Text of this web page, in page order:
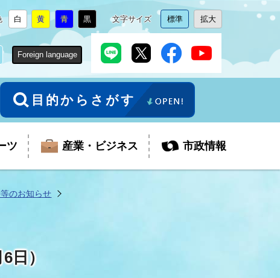
背
景
色
を
白
に
更
背
色
を
黄
に
更
背
色
を
青
に
更
背
景
黒
に
変
文字サイズ
文
字
サ
イ
を
標準
に
変
文
字
サ
イ
拡大
に
変
Foreign language
目的からさがす
ツ 産業・ビジネス 市政情報
のお知らせ
日）